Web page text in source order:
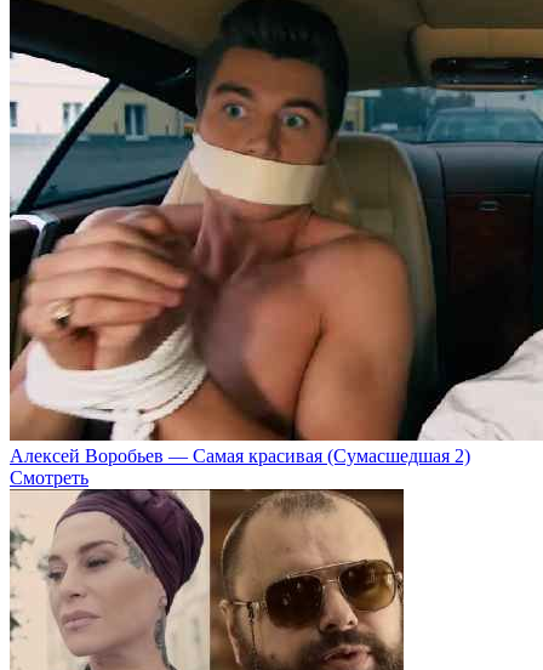
Алексей Воробьев — Самая красивая (Сумасшедшая 2)
Смотреть